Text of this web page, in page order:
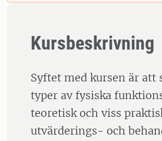
Kursbeskrivning
Syftet med kursen är
typer av fysiska
teoretisk och viss
utvärderings- och